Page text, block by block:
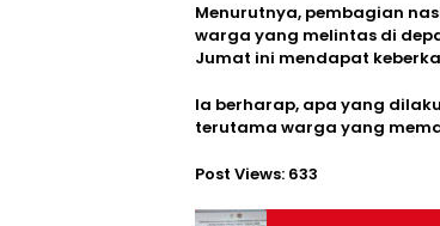
Menurutnya, pembagian
warga yang melintas di
Jumat ini mendapat
Ia berharap, apa yang
terutama warga yang
Post Views: 633